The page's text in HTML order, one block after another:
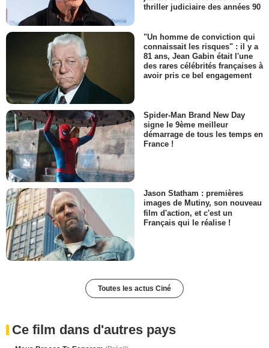
thriller judiciaire des années 90
"Un homme de conviction qui
connaissait les risques" : il y a
81 ans, Jean Gabin était l'une
des rares célébrités françaises à
avoir pris ce bel engagement
Spider-Man Brand New Day
signe le 9ème meilleur
démarrage de tous les temps en
France !
Jason Statham : premières
images de Mutiny, son nouveau
film d'action, et c'est un
Français qui le réalise !
Toutes les actus Ciné
Ce film dans d'autres pays